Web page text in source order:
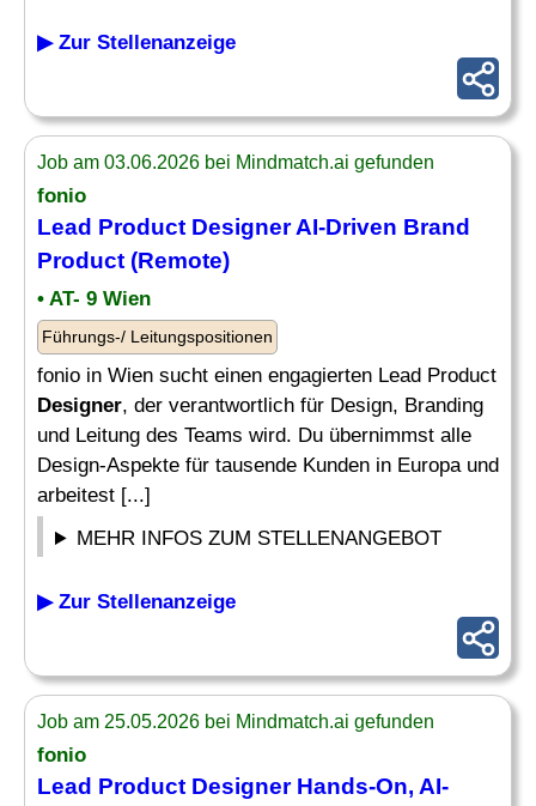
▶ Zur Stellenanzeige
Job am 03.06.2026 bei Mindmatch.ai gefunden
fonio
Lead Product DesignerAI-Driven Brand
Product (Remote)
• AT- 9 Wien
Führungs-/ Leitungspositionen
fonio in Wien sucht einen engagierten Lead Product
Designer, der verantwortlich für Design, Branding
und Leitung des Teams wird. Du übernimmst alle
Design-Aspekte für tausende Kunden in Europa und
arbeitest [...]
MEHR INFOS ZUM STELLENANGEBOT
▶ Zur Stellenanzeige
Job am 25.05.2026 bei Mindmatch.ai gefunden
fonio
Lead Product DesignerHands-On, AI-